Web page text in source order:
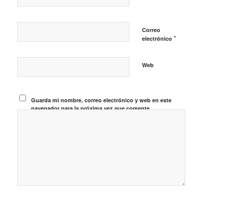
Correo
electrónico *
Web
Guarda mi nombre, correo electrónico y web en este
navegador para la próxima vez que comente.